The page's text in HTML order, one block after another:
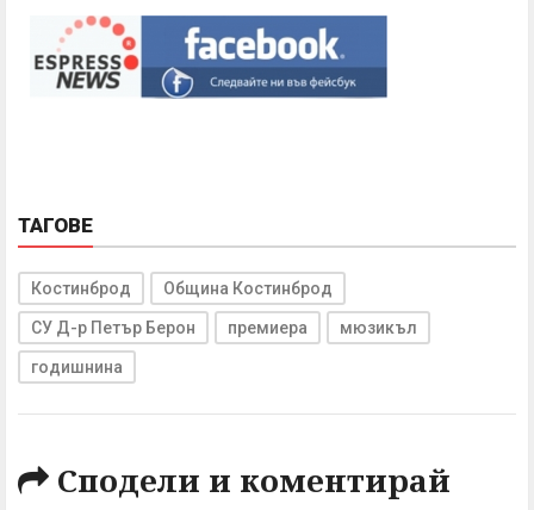
ТАГОВЕ
Костинброд Община Костинброд
СУ Д-р Петър Берон премиера мюзикъл
годишнина
Сподели и коментирай